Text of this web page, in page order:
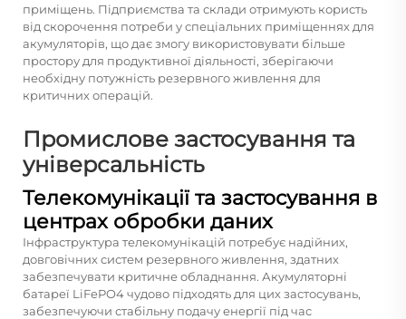
приміщень. Підприємства та склади отримують користь
від скорочення потреби у спеціальних приміщеннях для
акумуляторів, що дає змогу використовувати більше
простору для продуктивної діяльності, зберігаючи
необхідну потужність резервного живлення для
критичних операцій.
Промислове застосування та
універсальність
Телекомунікації та застосування в
центрах обробки даних
Інфраструктура телекомунікацій потребує надійних,
довговічних систем резервного живлення, здатних
забезпечувати критичне обладнання. Акумуляторні
батареї LiFePO4 чудово підходять для цих застосувань,
забезпечуючи стабільну подачу енергії під час